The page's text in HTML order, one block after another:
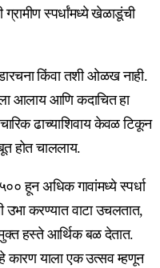
स्पर्धांमध्ये खेळाडूंची
किंवा तशी ओळख नाही.
आलाय आणि कदाचित हा
ढाच्याशिवाय केवळ टिकून
होत चाललाय.
हून अधिक गावांमध्ये स्पर्धा
उभा करण्यात वाटा उचलतात,
हस्ते आर्थिक बळ देतात.
कारण याला एक उत्सव म्हणून